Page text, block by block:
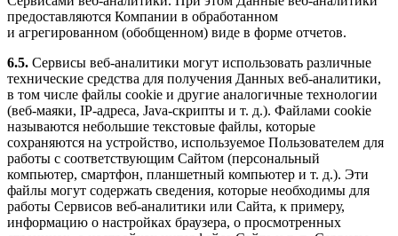
предоставляются Компании в обработанном
и агрегированном (обобщенном) виде в форме отчетов.
6.5. Сервисы веб-аналитики могут использовать различные
технические средства для получения Данных веб-аналитики,
в том числе файлы cookie и другие аналогичные технологии
(веб-маяки, IP-адреса, Java-скрипты и т. д.). Файлами cookie
называются небольшие текстовые файлы, которые
сохраняются на устройство, используемое Пользователем для
работы с соответствующим Сайтом (персональный
компьютер, смартфон, планшетный компьютер и т. д.). Эти
файлы могут содержать сведения, которые необходимы для
работы Сервисов веб-аналитики или Сайта, к примеру,
информацию о настройках браузера, о просмотренных